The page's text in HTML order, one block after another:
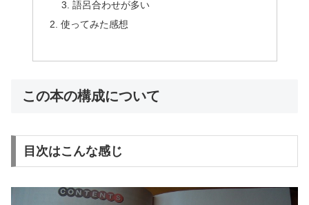
語呂合わせが多い
使ってみた感想
この本の構成について
目次はこんな感じ